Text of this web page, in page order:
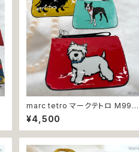
marc tetro マークテトロ M99
M102 M103 ポーチ 薄型 レディ
ース ボストンテリア ウエストハイ
ランドホワイトテリア ミニチュアダ
¥4,500